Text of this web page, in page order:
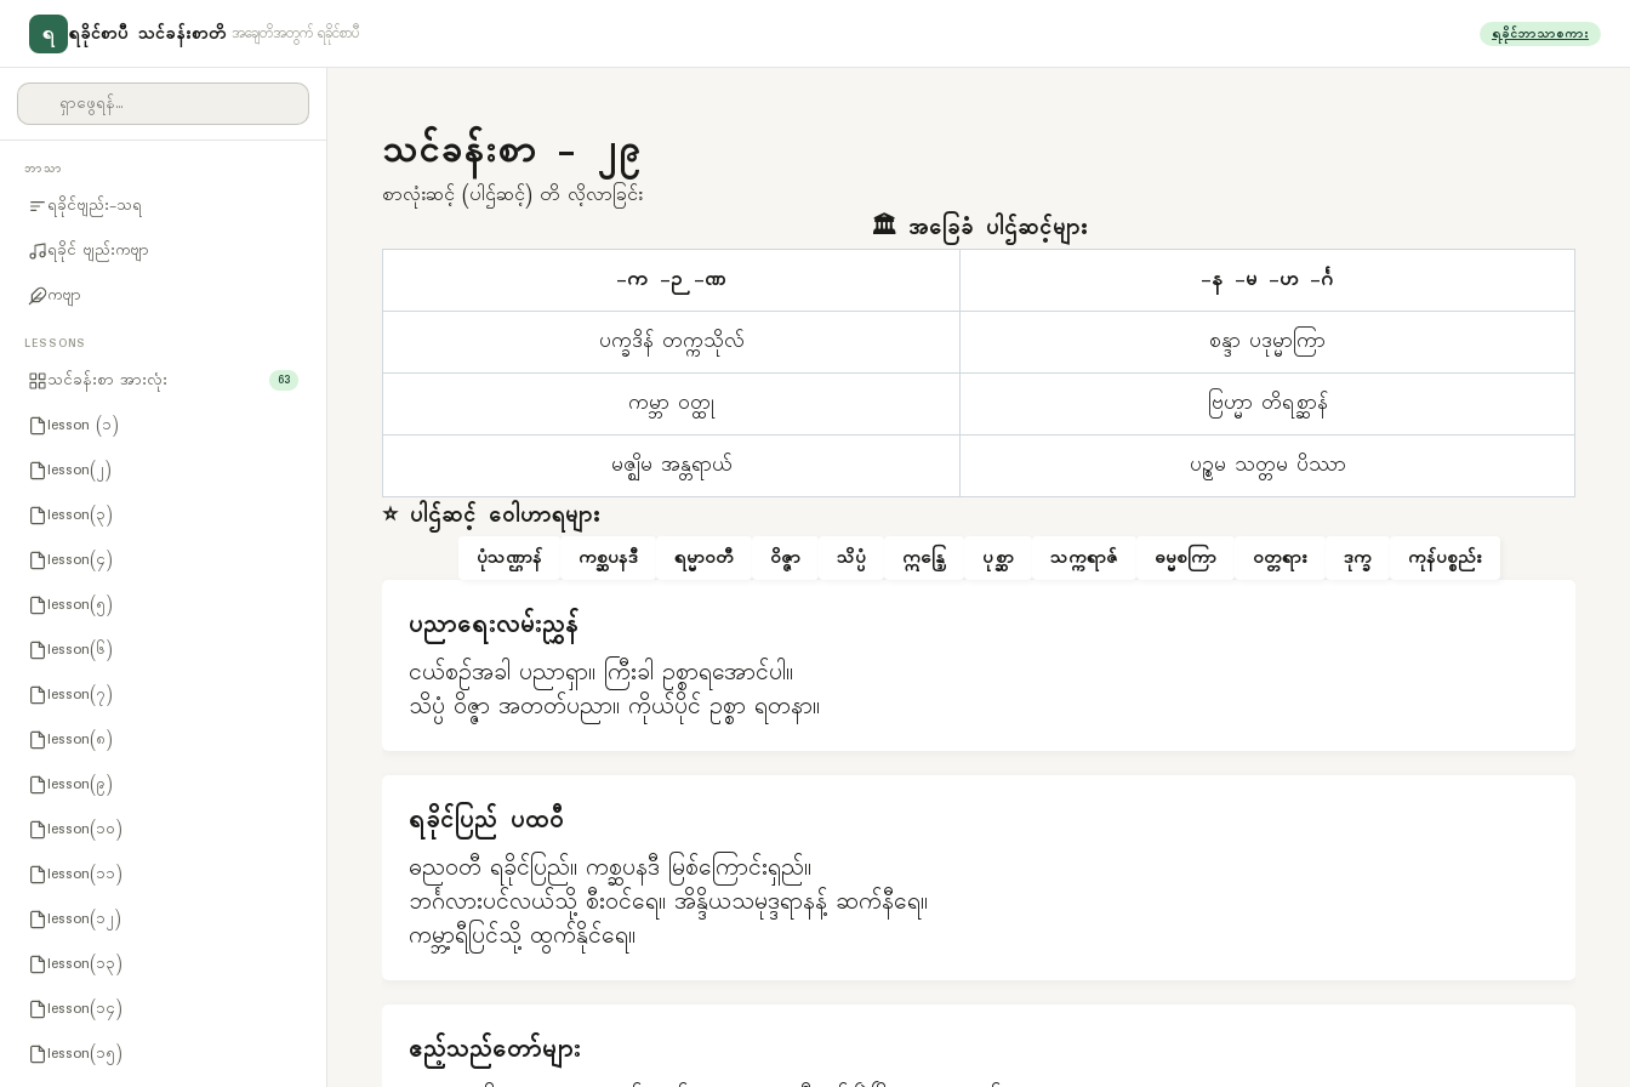
ရ ရခိုင်စာပီ သင်ခန်းစာတိ အချေတိအတွက် ရခိုင်စာပီ ရခိုင်ဘာသာစကား
ဘာသာ
ရခိုင်ဗျည်း-သရ
ရခိုင် ဗျည်းကဗျာ
ကဗျာ
LESSONS
သင်ခန်းစာ အားလုံး 63
lesson (၁)
lesson(၂)
lesson(၃)
lesson(၄)
lesson(၅)
lesson(၆)
lesson(၇)
lesson(၈)
lesson(၉)
lesson(၁၀)
lesson(၁၁)
lesson(၁၂)
lesson(၁၃)
lesson(၁၄)
lesson(၁၅)
သင်ခန်းစာ - ၂၉
စာလုံးဆင့် (ပါဌ်ဆင့်) တိ လိ့လာခြင်း
🏛️ အခြေခံ ပါဌ်ဆင့်များ
-က -ဉ -ဏ
-န -မ -ဟ -င်္ဂ
ပက္ခဒိန် တက္ကသိုလ်
စန္ဒာ ပဒုမ္မာကြာ
ကမ္ဘာ ဝတ္ထု
ဗြဟ္မာ တိရစ္ဆာန်
မဇ္ဈိမ အန္တရာယ်
ပဉ္စမ သတ္တမ ပိဿာ
⭐ ပါဌ်ဆင့် ဝေါဟာရများ
ပုံသဏ္ဌာန် ကစ္ဆပနဒီ ရမ္မာဝတီ ဝိဇ္ဇာ သိပ္ပံ ဣန္ဒြေ ပုစ္ဆာ သက္ကရာဇ် ဓမ္မစကြာ ဝတ္တရား ဒုက္ခ ကုန်ပစ္စည်း
ပညာရေးလမ်းညွှန်
ငယ်စဉ်အခါ ပညာရှာ။ ကြီးခါ ဥစ္စာရအောင်ပါ။
သိပ္ပံ ဝိဇ္ဇာ အတတ်ပညာ။ ကိုယ်ပိုင် ဥစ္စာ ရတနာ။
ရခိုင်ပြည် ပထဝီ
ဓညဝတီ ရခိုင်ပြည်။ ကစ္ဆပနဒီ မြစ်ကြောင်းရှည်။
ဘင်္ဂလားပင်လယ်သို့ စီးဝင်ရေ။ အိန္ဒိယသမုဒ္ဒရာနန့် ဆက်နီရေ။
ကမ္ဘာ့ရီပြင်သို့ ထွက်နိုင်ရေ။
ဧည့်သည်တော်များ